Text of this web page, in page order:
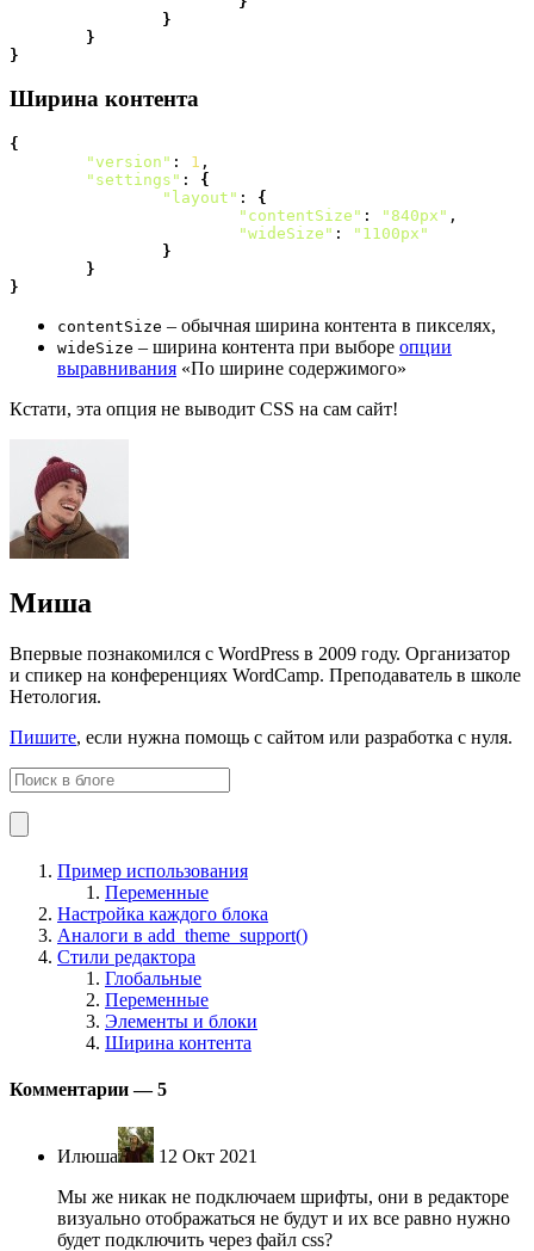
}
}
}
Ширина контента
{
"version" : 1 ,
"settings" : {
"layout" : {
"contentSize" : "840px" ,
"wideSize" :
"1100px"
}
}
}
contentSize – обычная ширина контента в пикселях,
wideSize – ширина контента при выборе опции
выравнивания «По ширине содержимого»
Кстати, эта опция не выводит CSS на сам сайт!
Миша
Впервые познакомился с WordPress в 2009 году. Организатор
и спикер на конференциях WordCamp. Преподаватель в школе
Нетология.
Пишите, если нужна помощь с сайтом или разработка с нуля.
Пример использования
Переменные
Настройка каждого блока
Аналоги в add_theme_support()
Стили редактора
Глобальные
Переменные
Элементы и блоки
Ширина контента
Комментарии —5
Илюша
12 Окт 2021
Мы же никак не подключаем шрифты, они в редакторе
визуально отображаться не будут и их все равно нужно
будет подключить через файл css?